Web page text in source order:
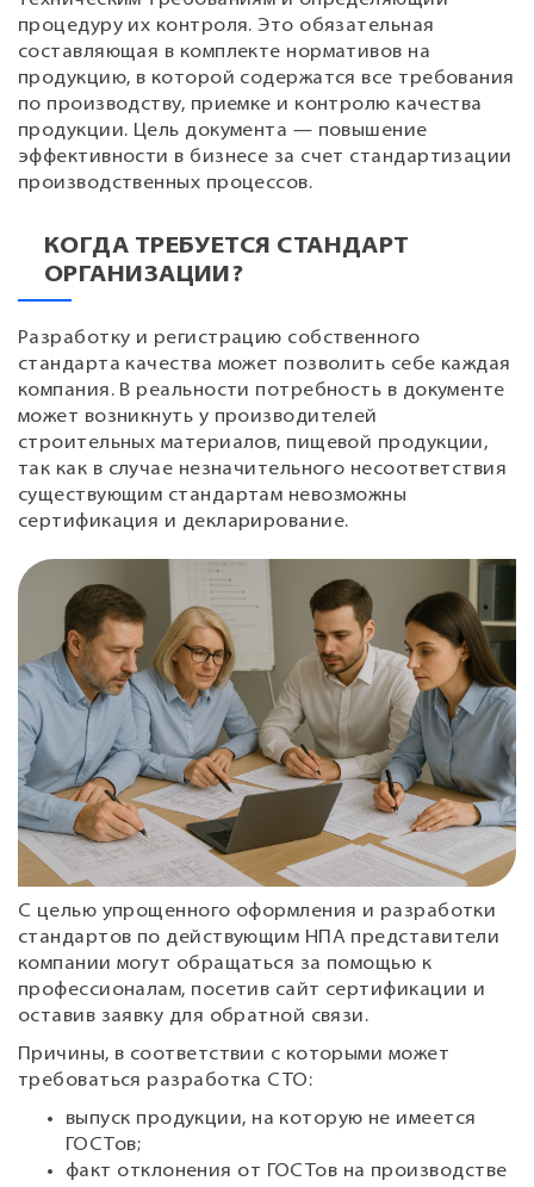
процедуру их контроля. Это обязательная
составляющая в комплекте нормативов на
продукцию, в которой содержатся все требования
по производству, приемке и контролю качества
продукции. Цель документа — повышение
эффективности в бизнесе за счет стандартизации
производственных процессов.
КОГДА ТРЕБУЕТСЯ СТАНДАРТ
ОРГАНИЗАЦИИ?
Разработку и регистрацию собственного
стандарта качества может позволить себе каждая
компания. В реальности потребность в документе
может возникнуть у производителей
строительных материалов, пищевой продукции,
так как в случае незначительного несоответствия
существующим стандартам невозможны
сертификация и декларирование.
С целью упрощенного оформления и разработки
стандартов по действующим НПА представители
компании могут обращаться за помощью к
профессионалам, посетив сайт сертификации и
оставив заявку для обратной связи.
Причины, в соответствии с которыми может
требоваться разработка СТО:
выпуск продукции, на которую не имеется
ГОСТов;
факт отклонения от ГОСТов на производстве